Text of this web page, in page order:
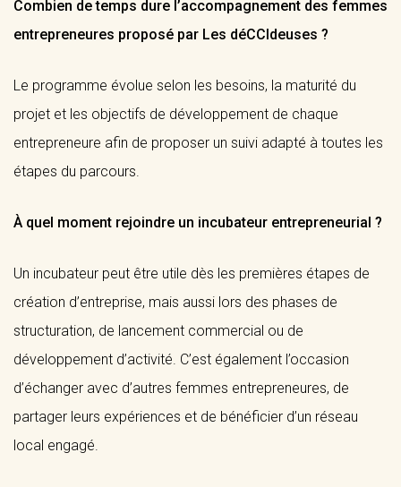
Combien de temps dure l’accompagnement des femmes
entrepreneures proposé par Les déCCIdeuses ?
Le programme évolue selon les besoins, la maturité du
projet et les objectifs de développement de chaque
entrepreneure afin de proposer un suivi adapté à toutes les
étapes du parcours.
À quel moment rejoindre un incubateur entrepreneurial ?
Un incubateur peut être utile dès les premières étapes de
création d’entreprise, mais aussi lors des phases de
structuration, de lancement commercial ou de
développement d’activité. C’est également l’occasion
d’échanger avec d’autres femmes entrepreneures, de
partager leurs expériences et de bénéficier d’un réseau
local engagé.